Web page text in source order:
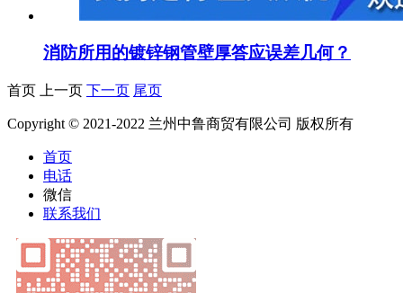
消防所用的镀锌钢管壁厚答应误差几何？
首页 上一页 下一页 尾页
Copyright © 2021-2022 兰州中鲁商贸有限公司 版权所有
首页
电话
微信
联系我们